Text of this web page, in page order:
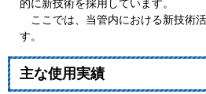
的に新技術を採用しています。
ここでは、当管内における新技術
す。
主な使用実績